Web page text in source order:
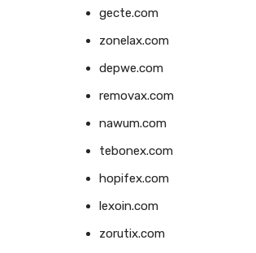
gecte.com
zonelax.com
depwe.com
removax.com
nawum.com
tebonex.com
hopifex.com
lexoin.com
zorutix.com